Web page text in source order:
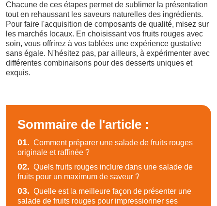
Chacune de ces étapes permet de sublimer la présentation
tout en rehaussant les saveurs naturelles des ingrédients.
Pour faire l'acquisition de composants de qualité, misez sur
les marchés locaux. En choisissant vos fruits rouges avec
soin, vous offrirez à vos tablées une expérience gustative
sans égale. N'hésitez pas, par ailleurs, à expérimenter avec
différentes combinaisons pour des desserts uniques et
exquis.
Sommaire de l'article :
01. Comment préparer une salade de fruits rouges
originale et raffinée ?
02. Quels fruits rouges inclure dans une salade de
fruits pour un maximum de saveur ?
03. Quelle est la meilleure façon de présenter une
salade de fruits rouges pour impressionner ses